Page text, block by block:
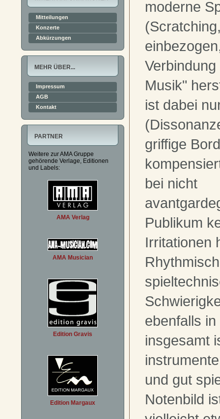
Mitteilungen
Konzerte
Abkürzungen
MEHR ÜBER...
Impressum
AGB
Kontakt
PARTNER
Weitere zur AMA Gruppe
gehörende Verlage, Editionen
und Labels:
AMA Verlag
AMA Musician
Edition Gravis
Edition Margaux
moderne
Musik"
ist dabei
griffige
bei nicht
Publikum
Irritationen
ebenfalls
insgesamt
und gut
Notenbild